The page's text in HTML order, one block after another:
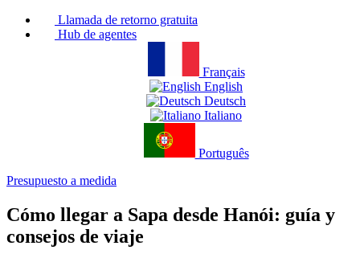
Llamada de retorno gratuita
Hub de agentes
Français
English
Deutsch
Italiano
Português
Presupuesto a medida
Cómo llegar a Sapa desde Hanói: guía y
consejos de viaje